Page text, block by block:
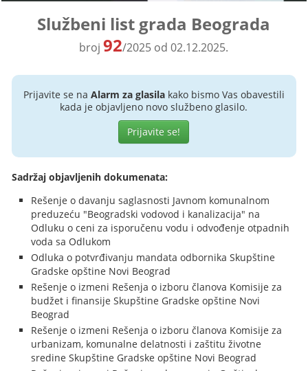
Službeni list grada Beograda
broj92/2025 od 02.12.2025.
Prijavite se na Alarm za glasilakako bismo Vas obavestili
kada je objavljeno novo službeno glasilo.
Prijavite se!
Sadržaj objavljenih dokumenata:
Rešenje o davanju saglasnosti Javnom komunalnom
preduzeću "Beogradski vodovod i kanalizacija" na
Odluku o ceni za isporučenu vodu i odvođenje otpadnih
voda sa Odlukom
Odluka o potvrđivanju mandata odbornika Skupštine
Gradske opštine Novi Beograd
Rešenje o izmeni Rešenja o izboru članova Komisije za
budžet i finansije Skupštine Gradske opštine Novi
Beograd
Rešenje o izmeni Rešenja o izboru članova Komisije za
urbanizam, komunalne delatnosti i zaštitu životne
sredine Skupštine Gradske opštine Novi Beograd